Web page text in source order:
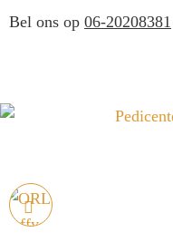
Bel ons op 06-20208381